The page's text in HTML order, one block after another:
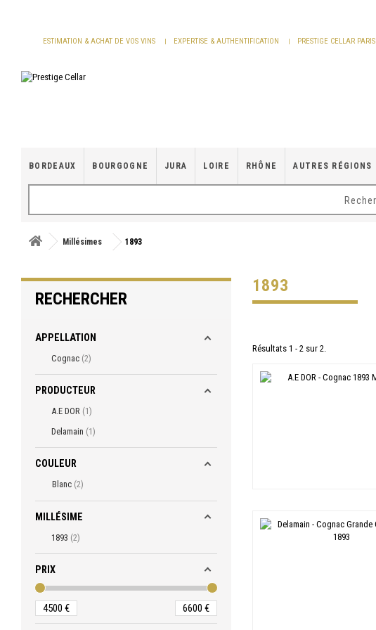
ESTIMATION & ACHAT DE VOS VINS EXPERTISE & AUTHENTIFICATION PRESTIGE CELLAR PARIS
BORDEAUX BOURGOGNE JURA LOIRE RHÔNE AUTRES RÉGIONS
Millésimes 1893
RECHERCHER
APPELLATION
Cognac 2
PRODUCTEUR
A.E DOR 1
Delamain 1
COULEUR
Blanc 2
MILLÉSIME
1893 2
PRIX
4500 € 6600 €
1893
Résultats 1 - 2 sur 2.